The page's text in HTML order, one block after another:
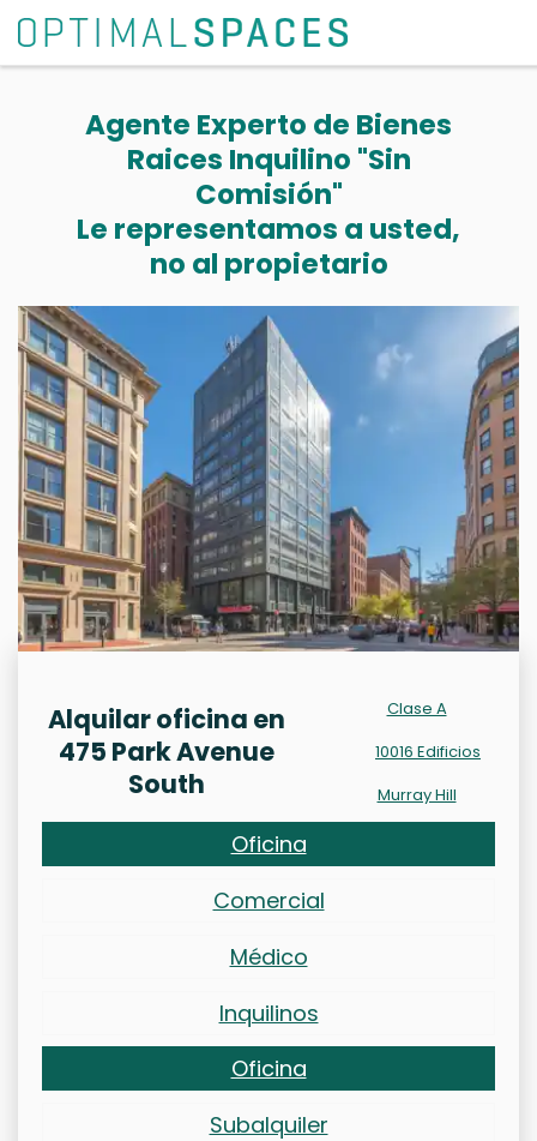
Agente Experto de Bienes
Raices Inquilino "Sin
Comisión"
Le representamos a usted,
no al propietario
Alquilar oficina en
475 Park Avenue
South
Clase A
10016 Edificios
Murray Hill
Oficina
Comercial
Médico
Inquilinos
Oficina
Subalquiler